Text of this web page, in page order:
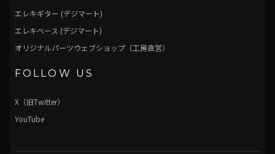
エレキギター (デジマート)
エレキベース (デジマート)
オリジナルパーツウェブショップ（工房直営）
FOLLOW US
X（旧Twitter）
YouTube